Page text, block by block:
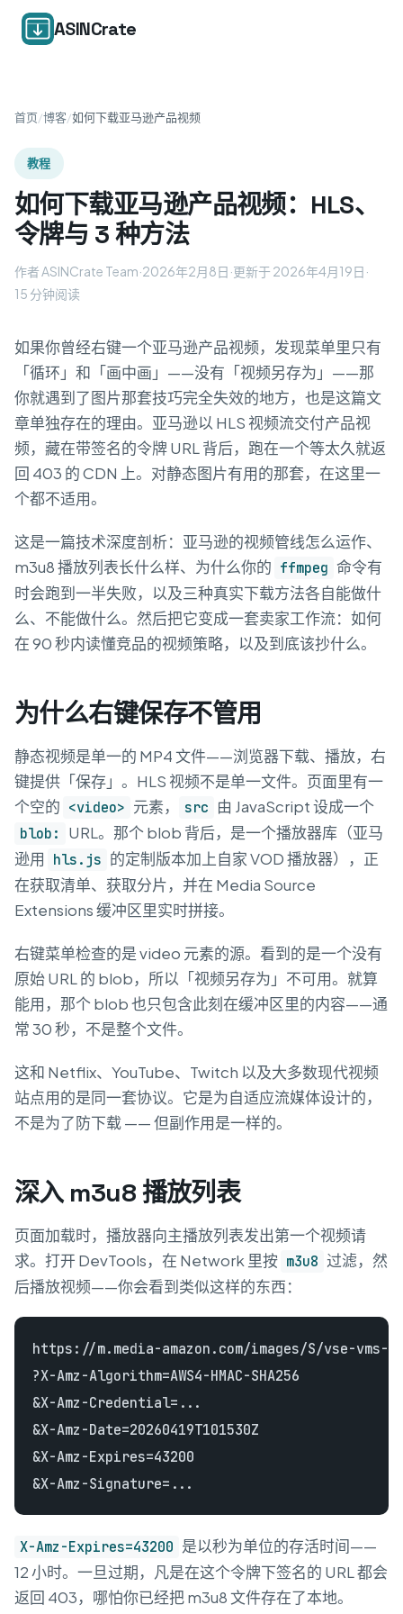
ASINCrate
首页/博客/如何下载亚马逊产品视频
教程
如何下载亚马逊产品视频：HLS、
令牌与 3 种方法
作者 ASINCrate Team·2026年2月8日 ·更新于 2026年4月19日 ·
15 分钟阅读
如果你曾经右键一个亚马逊产品视频，发现菜单里只有
「循环」和「画中画」——没有「视频另存为」——那
你就遇到了图片那套技巧完全失效的地方，也是这篇文
章单独存在的理由。亚马逊以 HLS 视频流交付产品视
频，藏在带签名的令牌 URL 背后，跑在一个等太久就返
回 403 的 CDN 上。对静态图片有用的那套，在这里一
个都不适用。
这是一篇技术深度剖析：亚马逊的视频管线怎么运作、
m3u8 播放列表长什么样、为什么你的 ffmpeg 命令有
时会跑到一半失败，以及三种真实下载方法各自能做什
么、不能做什么。然后把它变成一套卖家工作流：如何
在 90 秒内读懂竞品的视频策略，以及到底该抄什么。
为什么右键保存不管用
静态视频是单一的 MP4 文件——浏览器下载、播放，右
键提供「保存」。HLS 视频不是单一文件。页面里有一
个空的 <video> 元素， src 由 JavaScript 设成一个
blob:
URL。那个 blob 背后，是一个播放器库（亚马
逊用 hls.js 的定制版本加上自家 VOD 播放器），正
在获取清单、获取分片，并在 Media Source
Extensions 缓冲区里实时拼接。
右键菜单检查的是 video 元素的源。看到的是一个没有
原始 URL 的 blob，所以「视频另存为」不可用。就算
能用，那个 blob 也只包含此刻在缓冲区里的内容——通
常 30 秒，不是整个文件。
这和 Netflix、YouTube、Twitch 以及大多数现代视频
站点用的是同一套协议。它是为自适应流媒体设计的，
不是为了防下载 —— 但副作用是一样的。
深入 m3u8 播放列表
页面加载时，播放器向主播放列表发出第一个视频请
求。打开 DevTools，在 Network 里按 m3u8 过滤，然
后播放视频——你会看到类似这样的东西：
https://m.media-amazon.com/images/S/vse-
?X-Amz-Algorithm=AWS4-HMAC-SHA256
&X-Amz-Credential=...
&X-Amz-Date=20260419T101530Z
&X-Amz-Expires=43200
X-Amz-Expires=43200 是以秒为单位的存活时间——
12 小时。一旦过期，凡是在这个令牌下签名的 URL 都会
返回 403，哪怕你已经把 m3u8 文件存在了本地。